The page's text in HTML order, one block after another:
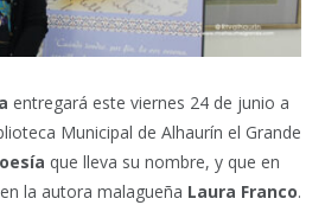
entregará este viernes 24 de junio a
Municipal de Alhaurín el Grande
que lleva su nombre, y que en
la autora malagueña Laura Franco.